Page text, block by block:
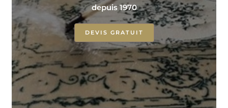
depuis 1970
DEVIS GRATUIT